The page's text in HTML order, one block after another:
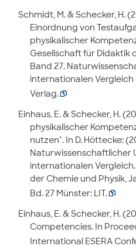
Schmidt, M. & Schecker, H.
Einordnung von
physikalischer
Gesellschaft für Didaktik
Band 27.
internationalen Vergleich
Verlag.
Einhaus, E. & Schecker, H.
physikalischer
nutzen". In D. Höttecke:
Naturwissenschaftlicher
internationalen
der Chemie und Physik,
Bd. 27 Münster: LIT.
Einhaus, E. & Schecker, H.
Competencies. In
International ESERA